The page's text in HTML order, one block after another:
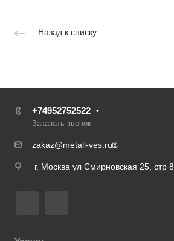
Назад к списку
+74952752522
Заказать звонок
zakaz@metall-ves.ru
г. Москва ул Смирновская 25, стр 8